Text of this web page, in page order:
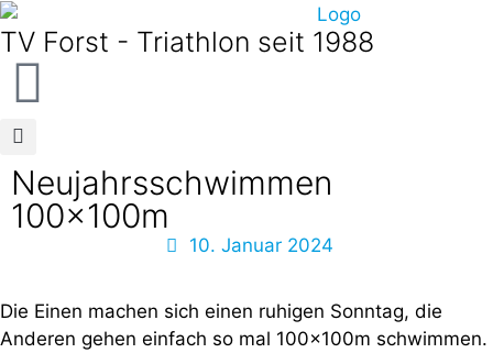
TV Forst - Triathlon seit 1988
Neujahrsschwimmen
100x100m
10. Januar 2024
Die Einen machen sich einen ruhigen Sonntag, die
Anderen gehen einfach so mal 100x100m schwimmen.